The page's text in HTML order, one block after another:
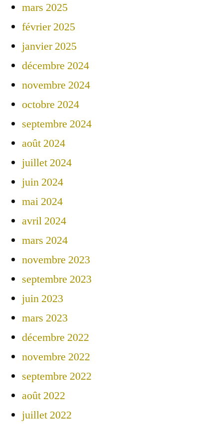
mars 2025
février 2025
janvier 2025
décembre 2024
novembre 2024
octobre 2024
septembre 2024
août 2024
juillet 2024
juin 2024
mai 2024
avril 2024
mars 2024
novembre 2023
septembre 2023
juin 2023
mars 2023
décembre 2022
novembre 2022
septembre 2022
août 2022
juillet 2022